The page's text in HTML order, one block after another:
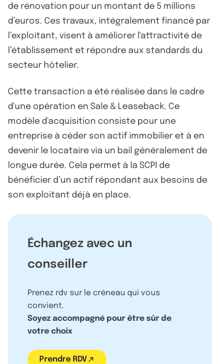
de rénovation pour un montant de 5 millions
d’euros. Ces travaux, intégralement financé par
l’exploitant, visent à améliorer l'attractivité de
l’établissement et répondre aux standards du
secteur hôtelier.
Cette transaction a été réalisée dans le cadre
d'une opération en Sale & Leaseback. Ce
modèle d'acquisition consiste pour une
entreprise à céder son actif immobilier et à en
devenir le locataire via un bail généralement de
longue durée. Cela permet à la SCPI de
bénéficier d’un actif répondant aux besoins de
son exploitant déjà en place.
Échangez avec un
conseiller
Prenez rdv sur le créneau qui vous
convient.
Soyez accompagné pour être sûr de
votre choix
Prendre RDV